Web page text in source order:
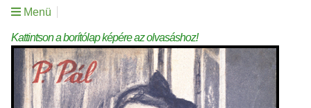
Menü
Kattintson a borítólap képére az olvasáshoz!